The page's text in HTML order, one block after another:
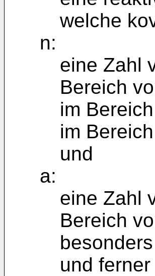
welche
n:
eine Zahl
Bereich
im
im
und
a:
eine Zahl
Bereich
und